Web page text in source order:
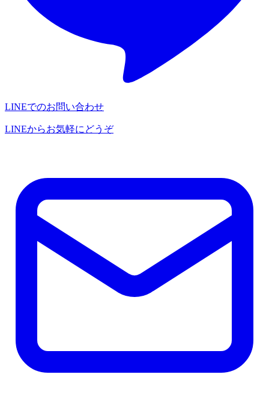
LINEでのお問い合わせ
LINEからお気軽にどうぞ